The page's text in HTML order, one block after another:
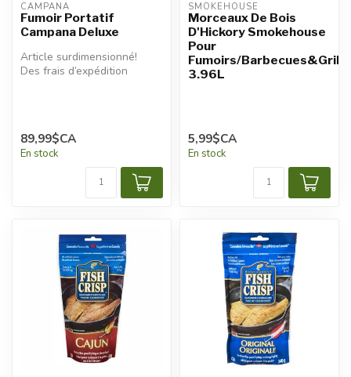
CAMPANA
Fumoir Portatif
Campana Deluxe
Article surdimensionné!
Des frais d’expédition
89,99$CA
En stock
SMOKEHOUSE
Morceaux De Bois
D'Hickory Smokehouse
Pour
Fumoirs/Barbecues&Grills
3.96L
5,99$CA
En stock